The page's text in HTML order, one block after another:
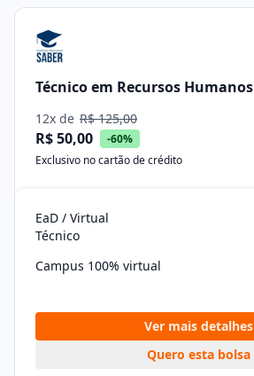
Técnico em Recursos Humanos
12x de R$ 125,00
R$ 50,00
-60%
Exclusivo no cartão de crédito
EaD / Virtual
Técnico
Campus 100% virtual
Ver mais detalhes
Quero esta bolsa